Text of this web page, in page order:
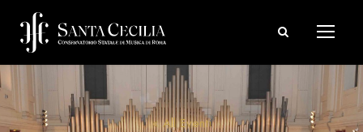
« All Eventi